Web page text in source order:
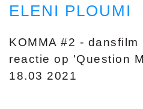
ELENI PLOUMI
KOMMA #2 - dansfilm
reactie op 'Question
18.03 2021